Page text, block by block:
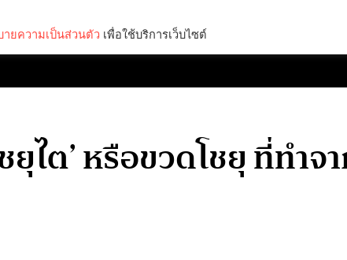
ยุไต’ หรือขวดโชยุ ที่ท
ายความเป็นส่วนตัว เพื่อใช้บริการเว็บไซต์